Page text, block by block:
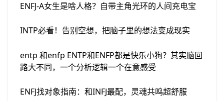
ENFJ-A女生是啥人格？自带主角光环的人间充电宝
INTP必看！告别空想，把脑子里的想法变成现实
entp 和enfp ENTP和ENFP都是快乐小狗？其实脑回
路大不同，一个分析逻辑一个在意感受
ENFJ找对象指南：和INFJ最配，灵魂共鸣超舒服